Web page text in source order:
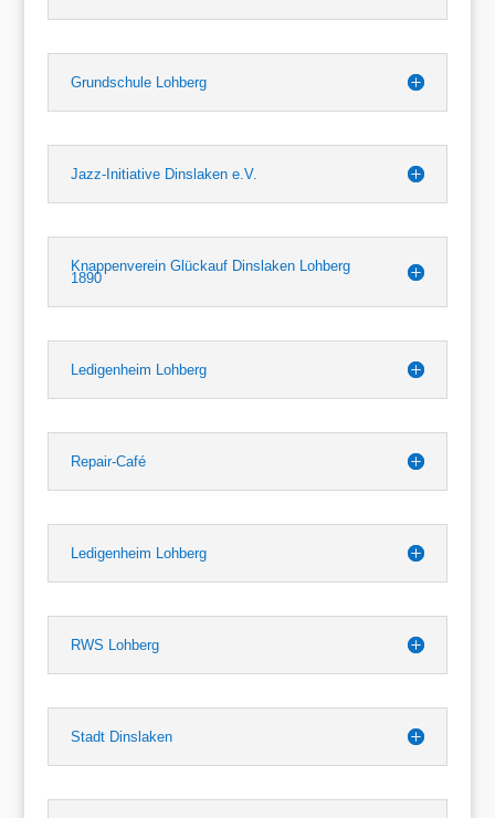
Grundschule Lohberg
Jazz-Initiative Dinslaken e.V.
Knappenverein Glückauf Dinslaken Lohberg
1890
Ledigenheim Lohberg
Repair-Café
Ledigenheim Lohberg
RWS Lohberg
Stadt Dinslaken